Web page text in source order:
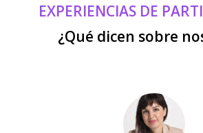
EXPERIENCIAS DE
¿Qué dicen sobre